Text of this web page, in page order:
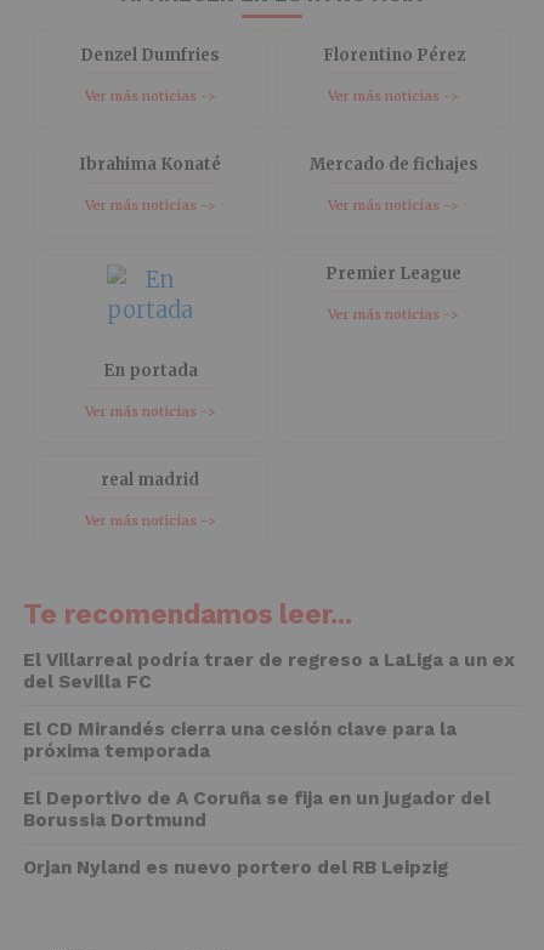
Denzel Dumfries
Ver más noticias ->
Florentino Pérez
Ver más noticias ->
Ibrahima Konaté
Ver más noticias ->
Mercado de fichajes
Ver más noticias ->
En portada
Ver más noticias ->
Premier League
Ver más noticias ->
real madrid
Ver más noticias ->
Te recomendamos leer...
El Villarreal podría traer de regreso a LaLiga a un ex
del Sevilla FC
El CD Mirandés cierra una cesión clave para la
próxima temporada
El Deportivo de A Coruña se fija en un jugador del
Borussia Dortmund
Orjan Nyland es nuevo portero del RB Leipzig